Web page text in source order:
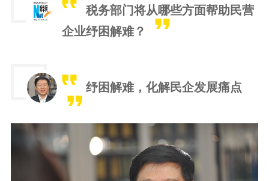
税务部门将从哪些方面帮助民营
企业纾困解难？
纾困解难，化解民企发展痛点